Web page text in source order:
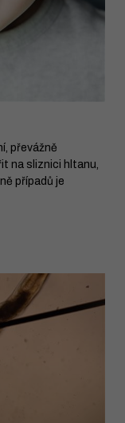
převážně
na sliznici hltanu,
případů je